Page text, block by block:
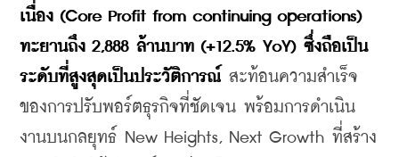
เนื่อง (Core Profit from continuing operations)
ทะยานถึง 2,888 ล้านบาท (+12.5% YoY) ซึ่งถือเป็น
ระดับที่สูงสุดเป็นประวัติการณ์ สะท้อนความสำเร็จ
ของการปรับพอร์ตธุรกิจที่ชัดเจน พร้อมการดำเนิน
งานบนกลยุทธ์ New Heights, Next Growth ที่สร้าง